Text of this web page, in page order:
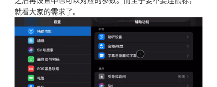
就看大家的需求了。